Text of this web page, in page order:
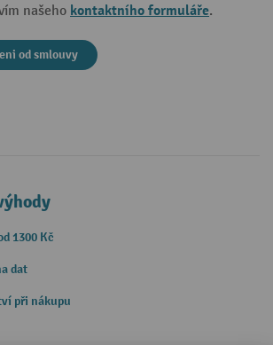
našeho kontaktního formuláře.
od smlouvy
1300 Kč
dat
při nákupu